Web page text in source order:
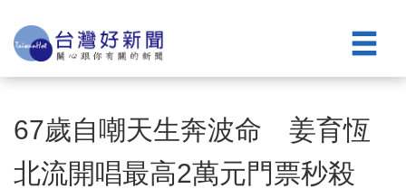
67歲自嘲天生奔波命 姜育恆
北流開唱最高2萬元門票秒殺